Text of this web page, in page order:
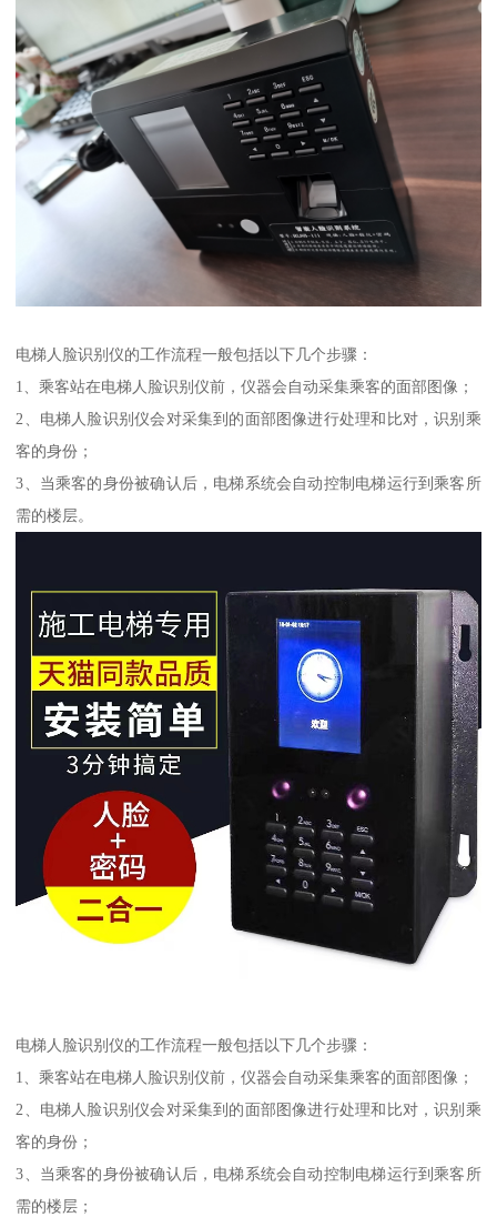
电梯人脸识别仪的工作流程一般包括以下几个步骤：
1、乘客站在电梯人脸识别仪前，仪器会自动采集乘客的面部图像；
2、电梯人脸识别仪会对采集到的面部图像进行处理和比对，识别乘
客的身份；
3、当乘客的身份被确认后，电梯系统会自动控制电梯运行到乘客所
需的楼层。
电梯人脸识别仪的工作流程一般包括以下几个步骤：
1、乘客站在电梯人脸识别仪前，仪器会自动采集乘客的面部图像；
2、电梯人脸识别仪会对采集到的面部图像进行处理和比对，识别乘
客的身份；
3、当乘客的身份被确认后，电梯系统会自动控制电梯运行到乘客所
需的楼层；